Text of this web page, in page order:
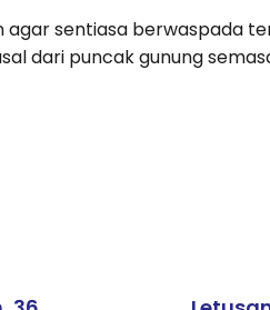
agar sentiasa berwaspada
dari puncak gunung